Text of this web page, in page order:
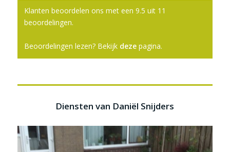
Klanten beoordelen ons met een 9.5 uit 11
beoordelingen.
Beoordelingen lezen? Bekijk dezepagina.
Diensten van Daniël Snijders